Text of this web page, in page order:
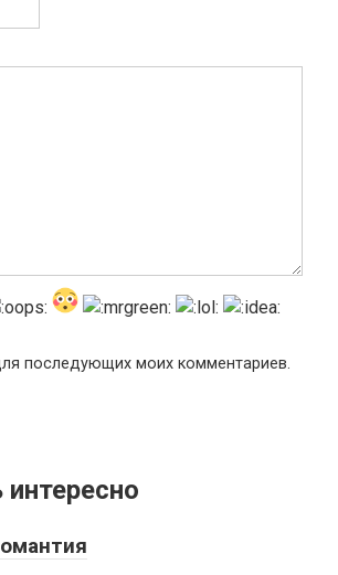
последующих моих комментариев.